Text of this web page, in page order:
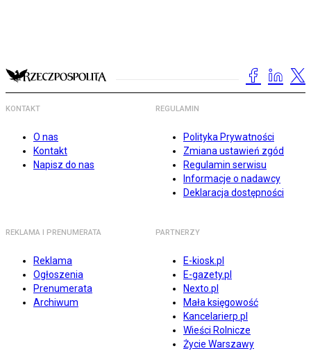
KONTAKT
O nas
Kontakt
Napisz do nas
REGULAMIN
Polityka Prywatności
Zmiana ustawień zgód
Regulamin serwisu
Informacje o nadawcy
Deklaracja dostępności
REKLAMA I PRENUMERATA
Reklama
Ogłoszenia
Prenumerata
Archiwum
PARTNERZY
E-kiosk.pl
E-gazety.pl
Nexto.pl
Mała księgowość
Kancelarierp.pl
Wieści Rolnicze
Życie Warszawy